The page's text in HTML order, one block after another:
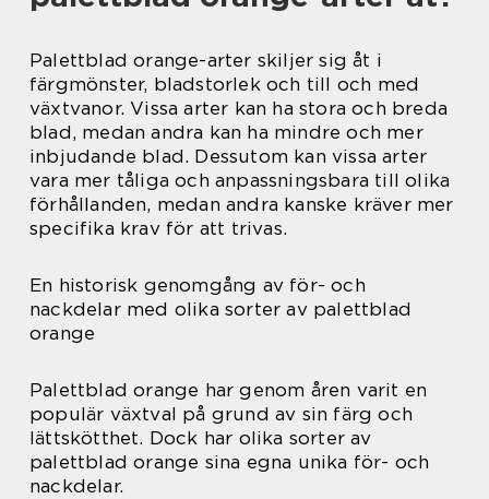
Palettblad orange-arter skiljer sig åt i
färgmönster, bladstorlek och till och med
växtvanor. Vissa arter kan ha stora och breda
blad, medan andra kan ha mindre och mer
inbjudande blad. Dessutom kan vissa arter
vara mer tåliga och anpassningsbara till olika
förhållanden, medan andra kanske kräver mer
specifika krav för att trivas.
En historisk genomgång av för- och
nackdelar med olika sorter av palettblad
orange
Palettblad orange har genom åren varit en
populär växtval på grund av sin färg och
lättskötthet. Dock har olika sorter av
palettblad orange sina egna unika för- och
nackdelar.